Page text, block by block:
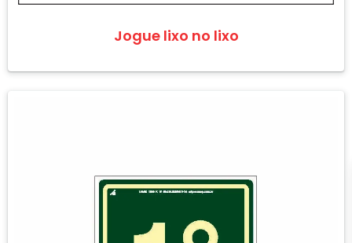
Jogue lixo no lixo